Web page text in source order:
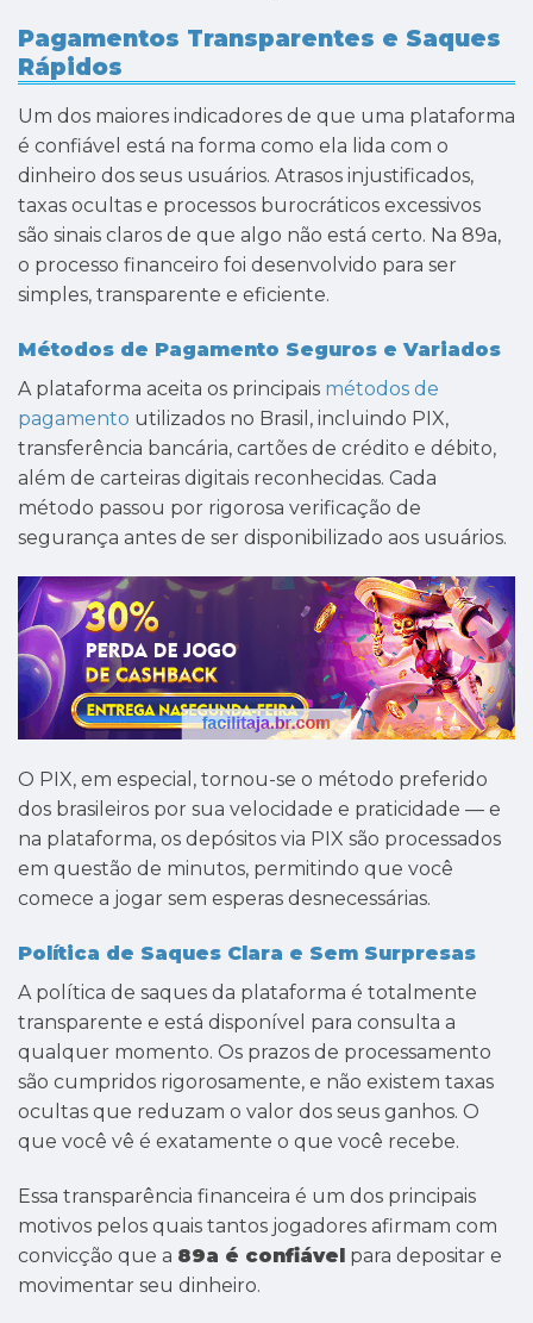
Pagamentos Transparentes e Saques
Rápidos
Um dos maiores indicadores de que uma plataforma
é confiável está na forma como ela lida com o
dinheiro dos seus usuários. Atrasos injustificados,
taxas ocultas e processos burocráticos excessivos
são sinais claros de que algo não está certo. Na 89a,
o processo financeiro foi desenvolvido para ser
simples, transparente e eficiente.
Métodos de Pagamento Seguros e Variados
A plataforma aceita os principais métodos de
pagamento utilizados no Brasil, incluindo PIX,
transferência bancária, cartões de crédito e débito,
além de carteiras digitais reconhecidas. Cada
método passou por rigorosa verificação de
segurança antes de ser disponibilizado aos usuários.
O PIX, em especial, tornou-se o método preferido
dos brasileiros por sua velocidade e praticidade — e
na plataforma, os depósitos via PIX são processados
em questão de minutos, permitindo que você
comece a jogar sem esperas desnecessárias.
Política de Saques Clara e Sem Surpresas
A política de saques da plataforma é totalmente
transparente e está disponível para consulta a
qualquer momento. Os prazos de processamento
são cumpridos rigorosamente, e não existem taxas
ocultas que reduzam o valor dos seus ganhos. O
que você vê é exatamente o que você recebe.
Essa transparência financeira é um dos principais
motivos pelos quais tantos jogadores afirmam com
convicção que a 89a é confiável para depositar e
movimentar seu dinheiro.